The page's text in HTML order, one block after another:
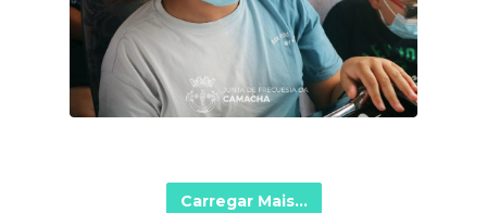
Carregar Mais...